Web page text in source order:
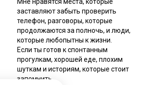
заставляют забыть проверить
телефон, разговоры, которые
продолжаются за полночь, и люди,
которые любопытны к жизни.
Если ты готов к спонтанным
прогулкам, хорошей еде, плохим
шуткам и историям, которые стоит
запомнить…